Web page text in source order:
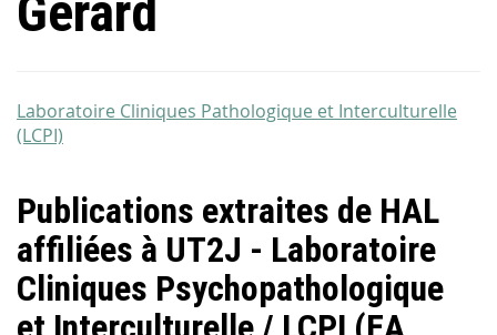
Gérard
Laboratoire Cliniques Pathologique et Interculturelle
(LCPI)
Publications extraites de HAL
affiliées à UT2J - Laboratoire
Cliniques Psychopathologique